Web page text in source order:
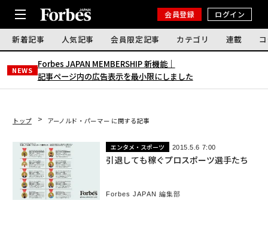
会員登録 ログイン
新着記事 人気記事 会員限定記事 カテゴリ 連載
NEWS
Forbes JAPAN MEMBERSHIP 新機能｜
記事ページ内の広告表示を最小限にしました
トップ アーノルド・パーマー に関する記事
エンタメ・スポーツ 2015.5.6 7:00
引退しても稼ぐプロスポーツ選手たち
Forbes JAPAN 編集部